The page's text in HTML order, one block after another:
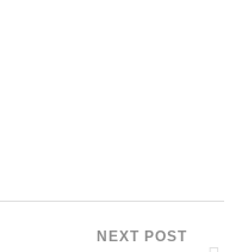
NEXT POST